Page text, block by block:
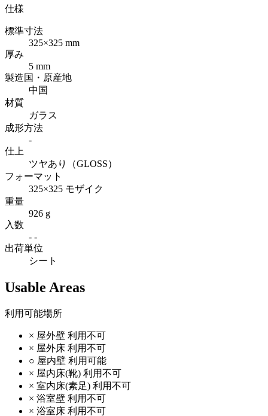
仕様
標準寸法
325×325 mm
厚み
5 mm
製造国・原産地
中国
材質
ガラス
成形方法
-
仕上
ツヤあり（GLOSS）
フォーマット
325×325 モザイク
重量
926 g
入数
- -
出荷単位
シート
Usable Areas
利用可能場所
× 屋外壁 利用不可
× 屋外床 利用不可
○ 屋内壁 利用可能
× 屋内床(靴) 利用不可
× 室内床(素足) 利用不可
× 浴室壁 利用不可
× 浴室床 利用不可